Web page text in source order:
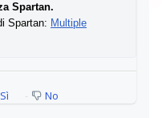
Spartan.
Spartan: Multiple
Sì No